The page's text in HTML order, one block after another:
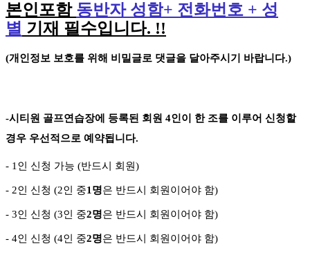
본인포함 동반자 성함+ 전화번호 + 성
별 기재 필수입니다. !!
(개인정보 보호를 위해 비밀글로 댓글을 달아주시기 바랍니다.)
-시티원 골프연습장에 등록된 회원 4인이 한 조를 이루어 신청할
경우 우선적으로 예약됩니다.
- 1인 신청 가능 (반드시 회원)
- 2인 신청 (2인 중1명은 반드시 회원이어야 함)
- 3인 신청 (3인 중2명은 반드시 회원이어야 함)
- 4인 신청 (4인 중2명은 반드시 회원이어야 함)